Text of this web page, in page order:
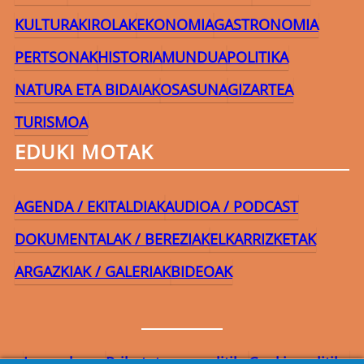
KULTURAKIROLAKEKONOMIAGASTRONOMIA
PERTSONAKHISTORIAMUNDUAPOLITIKA
NATURA ETA BIDAIAKOSASUNAGIZARTEA
TURISMOA
EDUKI MOTAK
AGENDA / EKITALDIAKAUDIOA / PODCAST
DOKUMENTALAK / BEREZIAKELKARRIZKETAK
ARGAZKIAK / GALERIAKBIDEOAK